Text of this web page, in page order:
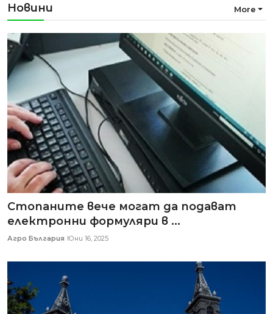
Новини More
Стопаните вече могат да подават
електронни формуляри в ...
Агро България Юни 16, 2025